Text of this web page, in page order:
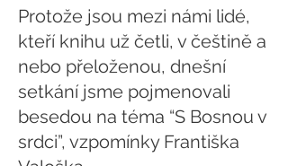
Protože jsou mezi námi lidé,
kteří knihu už četli, v češtině a
nebo přeloženou, dnešní
setkání jsme pojmenovali
besedou na téma “S Bosnou v
srdci”, vzpomínky Františka